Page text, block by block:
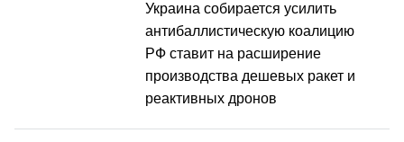
Украина собирается усилить
антибаллистическую коалицию
РФ ставит на расширение
производства дешевых ракет и
реактивных дронов